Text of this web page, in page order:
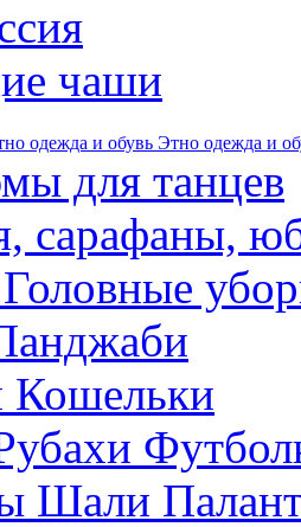
чаши
Этно одежда и
для танцев
сарафаны,
Кошельки
Шали